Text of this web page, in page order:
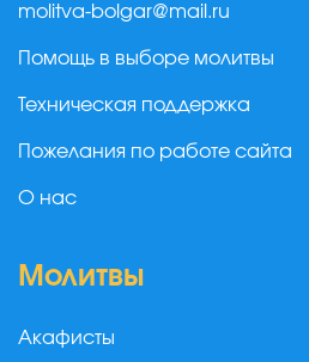
molitva-bolgar@mail.ru
Помощь в выборе молитвы
Техническая поддержка
Пожелания по работе сайта
О нас
Молитвы
Акафисты